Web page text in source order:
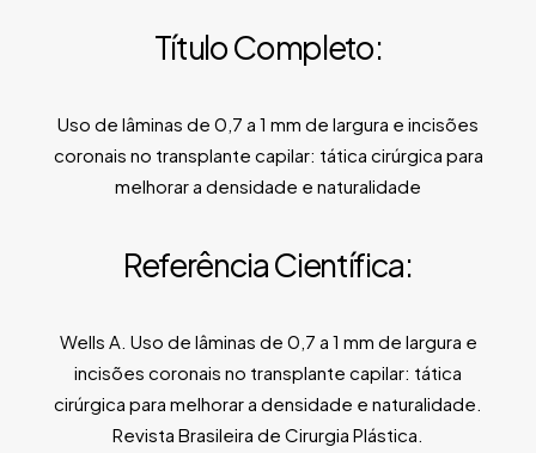
Título Completo:
Uso de lâminas de 0,7 a 1 mm de largura e incisões
coronais no transplante capilar: tática cirúrgica para
melhorar a densidade e naturalidade
Referência Científica:
Wells A. Uso de lâminas de 0,7 a 1 mm de largura e
incisões coronais no transplante capilar: tática
cirúrgica para melhorar a densidade e naturalidade.
Revista Brasileira de Cirurgia Plástica.